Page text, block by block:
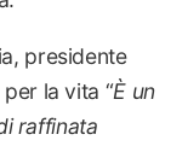
presidente
la vita “È un
raffinata